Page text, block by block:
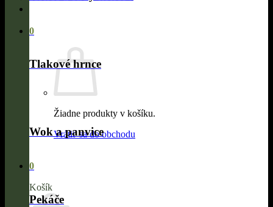
0
Žiadne produkty v košíku.
Vrátiť sa do obchodu
0
Košík
Tlakové hrnce
Wok a panvice
Pekáče